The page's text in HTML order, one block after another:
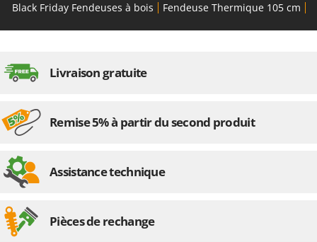
Black Friday Fendeuses à bois Fendeuse Thermique 105 cm
Livraison gratuite
Remise 5% à partir du second produit
Assistance technique
Pièces de rechange